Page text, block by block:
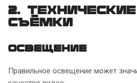
2.
съёмки
Освещение
Правильное освещение может